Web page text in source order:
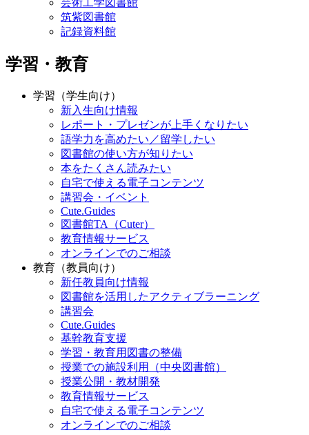
記録資料館
学習・教育
学習（学生向け）
レポート・プレゼンが上手くなりたい
語学力を高めたい／留学したい
図書館の使い方が知りたい
本をたくさん読みたい
自宅で使える電子コンテンツ
講習会・イベント
Cute.Guides
図書館TA（Cuter）
教育情報サービス
オンラインでのご相談
教育（教員向け）
新任教員向け情報
図書館を活用したアクティブラーニング
講習会
Cute.Guides
基幹教育支援
学習・教育用図書の整備
授業での施設利用（中央図書館）
授業公開・教材開発
教育情報サービス
自宅で使える電子コンテンツ
オンラインでのご相談